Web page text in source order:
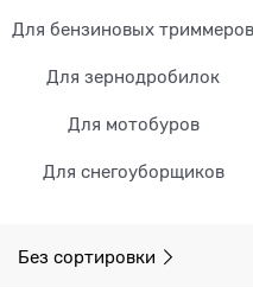
Для бензиновых триммеров
Для зернодробилок
Для мотобуров
Для снегоуборщиков
Без сортировки